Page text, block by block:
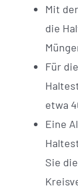
Mit
die
Für
etwa
Eine
Sie